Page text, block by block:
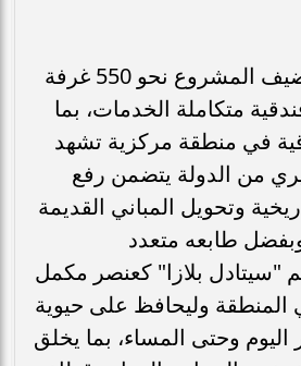
ومن المتوقع أن يضيف المشروع نحو 550 غرفة
شقة فندقية متكاملة الخدمات، بما
في منطقة مركزية تشهد
من الدولة يتضمن رفع
وتحويل المباني القديمة
طابعه متعدد
"سيتادل بلازا" كعنصر مكمل
وليحافظ على حيوية
وحتى المساء، بما يخلق